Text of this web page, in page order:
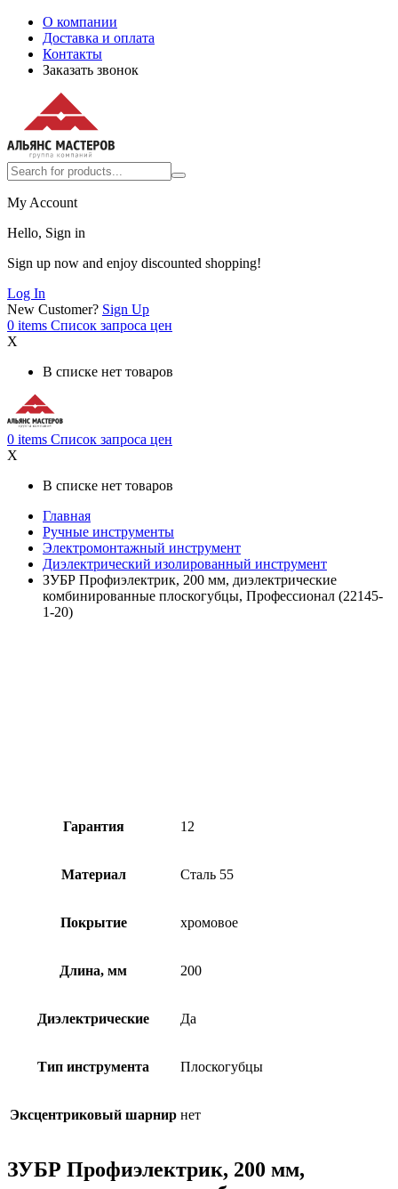
О компании
Доставка и оплата
Контакты
Заказать звонок
My Account
Hello, Sign in
Sign up now and enjoy discounted shopping!
Log In
New Customer? Sign Up
0 items Список запроса цен
X
В списке нет товаров
0 items Список запроса цен
X
В списке нет товаров
Главная
Ручные инструменты
Электромонтажный инструмент
Диэлектрический изолированный инструмент
ЗУБР Профиэлектрик, 200 мм, диэлектрические
комбинированные плоскогубцы, Профессионал (22145-
1-20)
Гарантия 12
Материал Сталь 55
Покрытие хромовое
Длина, мм 200
Диэлектрические Да
Тип инструмента Плоскогубцы
Эксцентриковый шарнир нет
ЗУБР Профиэлектрик, 200 мм,